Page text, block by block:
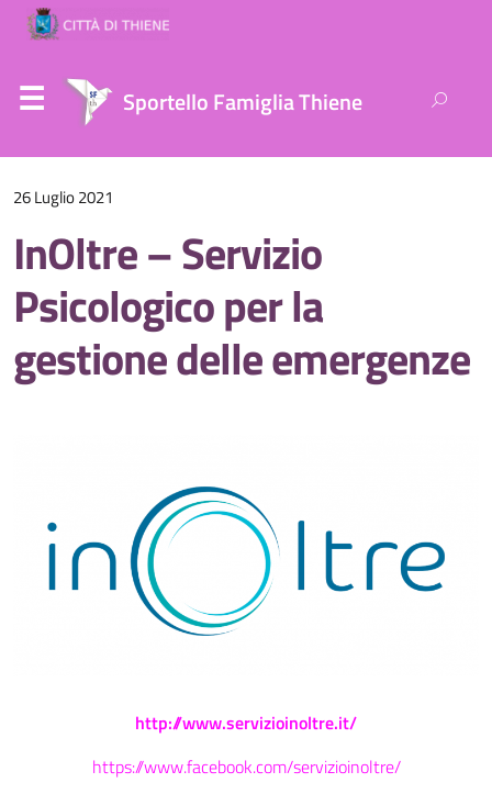
Sportello Famiglia Thiene
per:
26 Luglio 2021
InOltre – Servizio
Psicologico per la
gestione delle emergenze
http://www.servizioinoltre.it/
https://www.facebook.com/servizioinoltre/